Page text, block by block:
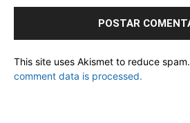
This site uses Akismet to reduce spam.
comment data is processed.